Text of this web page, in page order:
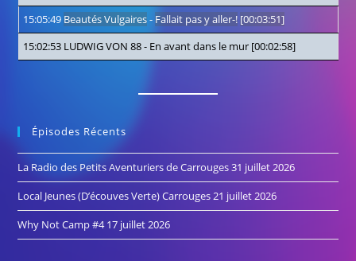
15:05:49 Beautés Vulgaires- Fallait pas y aller-! [00:03:51]
15:02:53 LUDWIG VON 88- En avant dans le mur [00:02:58]
Épisodes Récents
La Radio des Petits Aventuriers de Carrouges31 juillet 2026
Local Jeunes (D’écouves Verte) Carrouges21 juillet 2026
Why Not Camp #417 juillet 2026